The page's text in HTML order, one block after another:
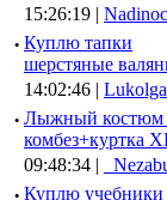
15:26:19 |
· Куплю тапки
шерстяные
14:02:46 |
· Лыжный костюм
комбез+куртка
09:48:34 |
Куплю учебники